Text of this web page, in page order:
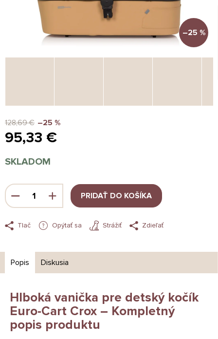
–25 %
128,69 € –25 %
95,33 €
cena:
SKLADOM
PRIDAŤ DO KOŠÍKA
Tlač Opýtať sa Strážiť Zdieľať
Popis Diskusia
Hlboká vanička pre detský kočík
Euro-Cart Crox – Kompletný
popis produktu